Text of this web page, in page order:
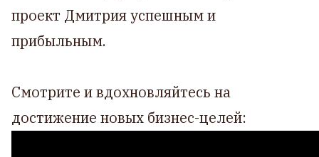
проект Дмитрия успешным и
прибыльным.
Смотрите и вдохновляйтесь на
достижение новых бизнес-целей: